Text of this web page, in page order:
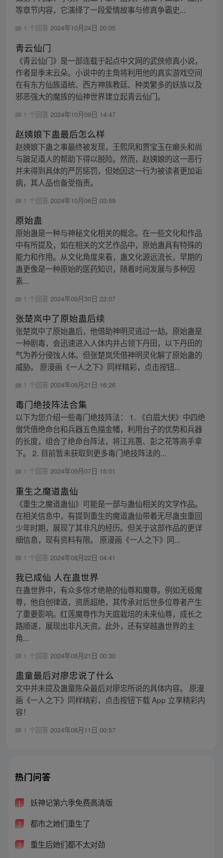
等章节内容，它演绎了一段爱情故事与修真争霸史...
1 个回答 2024年10月24日 20:05
青云仙门
《青云仙门》是一部连载于起点中文网的武侠修真小说，
作者是季末云朵。小说中的主角将利用他的真实游戏空间
在有东方仙族道统、西方神族教廷、种类繁多的妖族以及
邪恶强大的魔族的仙神世界建立起青云仙门。
1 个回答 2024年10月09日 14:47
赵姨娘下蛊最后怎么样
赵姨娘下蛊之事最终被发现，王熙凤和贾宝玉在癞头和尚
与跛足道人的帮助下得以脱险。然而，赵姨娘的这一恶行
并未得到具体的严厉惩罚，但她因这一行为被读者更加诟
病，其人品也备受指责。
1 个回答 2024年10月06日 03:59
原始蛊
原始蛊是一种与神秘文化相关的概念。在一些文化和作品
中有所提及，如在相关的文艺作品中，原始蛊具有特殊的
能力和作用。从文化角度来看，蛊文化源远流长，早期的
蛊更像是一种原始的医药知识，随着时间发展与多种因
素...
1 个回答 2024年09月30日 22:07
张楚岚中了原始蛊后续
张楚岚中了原始蛊后，他借助神明灵逃过一劫。原始蛊是
一种剧毒，会迅速进入人体内并占领下丹田，以下丹田的
气为养分侵蚀人体。但张楚岚凭借神明灵化解了原始蛊的
威胁。 原漫画《一人之下》同样精彩，点击按钮...
1 个回答 2024年09月21日 16:26
毒门绝技阵法合集
以下为您介绍一些毒门绝技阵法： 1. 《白眉大侠》中四绝
僧凭借绝命台和兵器五色描金幡，利用台子的优势和兵器
的长度，组合了绝命台阵法，将江兆蕙、彭之花等高手拿
下。 2. 目前暂未获取到更多毒门绝技阵法的...
1 个回答 2024年09月07日 15:01
重生之魔道蛊仙
《重生之魔道蛊仙》可能是一部与蛊仙相关的文学作品。
在相关信息中，有提到重生的魔道蛊仙带着无尽蛊虫重回
少年时期，展现了其非凡的经历。但关于这部作品的更详
细信息，现有资料有限。 原漫画《一人之下》同...
1 个回答 2024年08月22日 04:41
我已成仙 人在蛊世界
在蛊世界中，有众多惊才绝艳的仙尊和魔尊。例如无极魔
尊，他自创律道，资质超绝，其传承对后世多位尊者产生
了重要影响。红莲魔尊作为天庭栽培的未来仙尊，成长之
路顺遂，展现出非凡天资。此外，还有穿越蛊世界的主
角...
1 个回答 2024年08月21日 00:30
蛊童最后对廖忠说了什么
文中并未提及蛊童陈朵最后对廖忠所说的具体内容。 原漫
画《一人之下》同样精彩，点击按钮下载 App 立享精彩内
容！
1 个回答 2024年08月11日 00:57
热门问答
1 妖神记第六季免费高清版
2 都市之她们重生了
3 重生后她们都不太对劲